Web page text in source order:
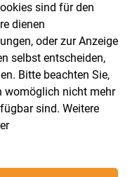
sind für den
dienen
oder zur Anzeige
selbst entscheiden,
Bitte beachten Sie,
womöglich nicht mehr
sind. Weitere